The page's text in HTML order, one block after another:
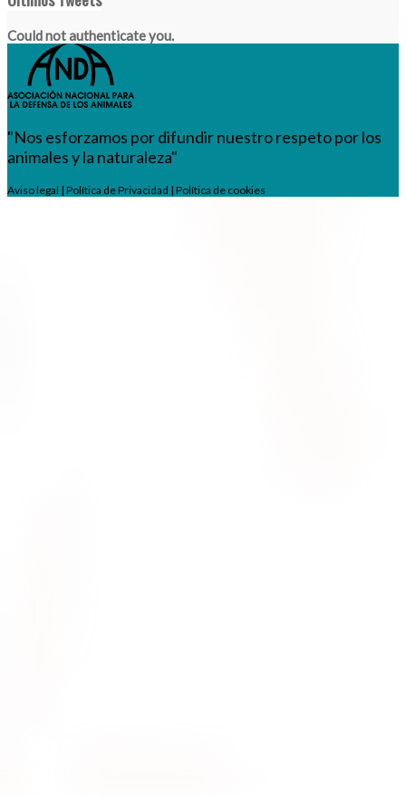
Could not authenticate you.
"Nos esforzamos por difundir nuestro respeto por los
animales y la naturaleza"
Aviso legal | Política de Privacidad | Política de cookies